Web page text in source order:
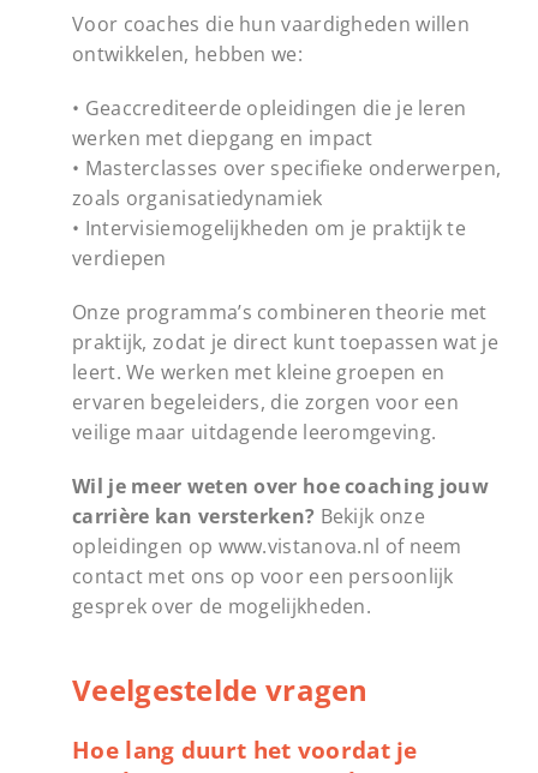
Voor coaches die hun vaardigheden willen
ontwikkelen, hebben we:
• Geaccrediteerde opleidingen die je leren
werken met diepgang en impact
• Masterclasses over specifieke onderwerpen,
zoals organisatiedynamiek
• Intervisiemogelijkheden om je praktijk te
verdiepen
Onze programma’s combineren theorie met
praktijk, zodat je direct kunt toepassen wat je
leert. We werken met kleine groepen en
ervaren begeleiders, die zorgen voor een
veilige maar uitdagende leeromgeving.
Wil je meer weten over hoe coaching jouw
carrière kan versterken? Bekijk onze
opleidingen op www.vistanova.nl of neem
contact met ons op voor een persoonlijk
gesprek over de mogelijkheden.
Veelgestelde vragen
Hoe lang duurt het voordat je